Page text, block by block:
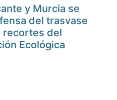
y Murcia se
del trasvase
recortes del
Ecológica